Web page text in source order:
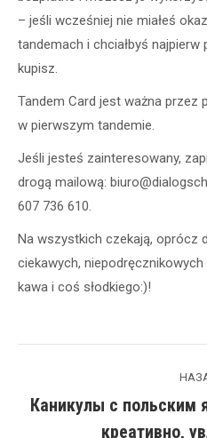
– jeśli wcześniej nie miałeś
tandemach i chciałbyś
kupisz.
Tandem Card jest ważna przez
w pierwszym tandemie.
Jeśli jesteś zainteresowany,
drogą mailową:
607 736 610.
Na wszystkich czekają, oprócz
ciekawych,
kawa i coś słodkiego:)!
по
Каникулы с польским
креативно,